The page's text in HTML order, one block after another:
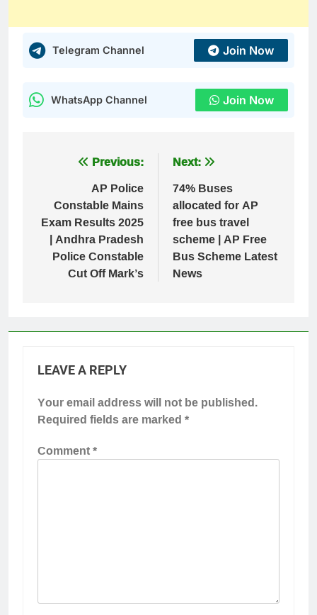
Telegram Channel Join Now
WhatsApp Channel Join Now
navigation
Previous:
AP Police
Constable Mains
Exam Results 2025
| Andhra Pradesh
Police Constable
Cut Off Mark’s
Next:
74% Buses
allocated for AP
free bus travel
scheme | AP Free
Bus Scheme Latest
News
LEAVE A REPLY
Your email address will not be published.
Required fields are marked*
Comment*